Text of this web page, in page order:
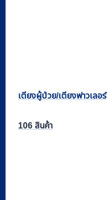
เตียงผู้ป่วย/เตียงฟาวเลอร์
106 สินค้า